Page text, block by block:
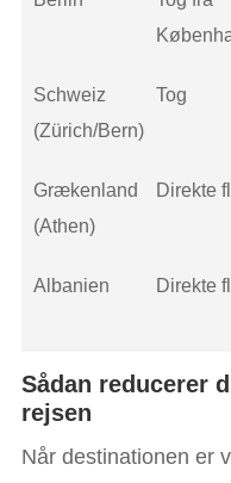
Schweiz
(Zürich/Bern)
Tog
Grækenland
(Athen)
Direkte
Albanien Direkte
Sådan reducerer
rejsen
Når destinationen er